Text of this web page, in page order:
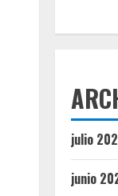
julio
junio